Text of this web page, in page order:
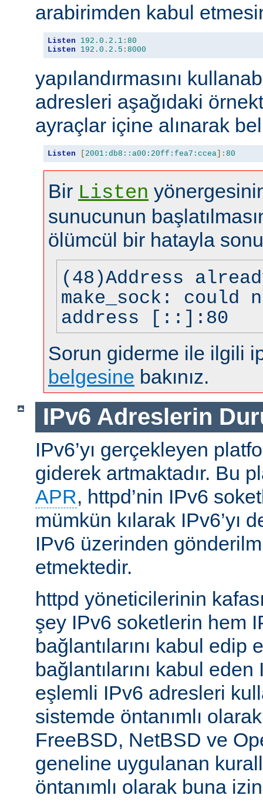
arabirimden kabul
Listen 192.0 . 2.1 : 80
Listen
192.0 . 2.5 : 8000
yapılandırmasını
adresleri aşağıdaki
ayraçlar içine alınarak
Listen [ 2001:db8::a00:20ff:fea7:ccea]: 80
Bir Listen
sunucunun
ölümcül bir hatayla
(48)Address
make_sock: could
address [::]:80
Sorun giderme ile ilgili
belgesine bakınız.
IPv6 Adreslerin
IPv6’yı gerçekleyen
giderek artmaktadır. Bu
APR, httpd’nin IPv6
mümkün kılarak IPv6’yı
IPv6 üzerinden
etmektedir.
httpd yöneticilerinin
şey IPv6 soketlerin hem
bağlantılarını kabul edip
bağlantılarını kabul
eşlemli IPv6 adresleri
sistemde öntanımlı
FreeBSD, NetBSD ve
geneline uygulanan
öntanımlı olarak buna